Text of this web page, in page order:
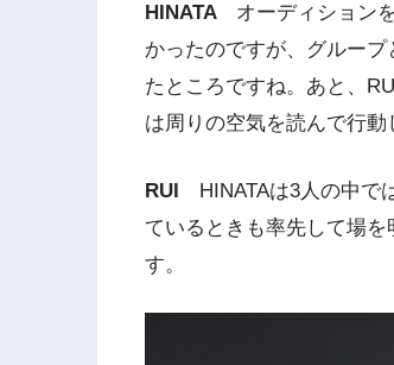
HINATA オーディション
かったのですが、グルー
たところですね。あと、
は周りの空気を読んで行動
RUI HINATAは3人の中で
ているときも率先して場
す。